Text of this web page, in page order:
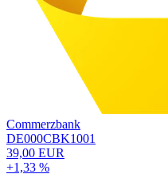
Commerzbank
DE000CBK1001
39,00 EUR
+1,33 %